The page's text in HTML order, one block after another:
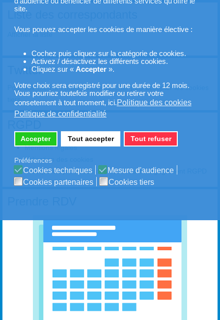
site.
Vous pouvez accepter les cookies de manière élective :
Cochez puis cliquez sur la catégorie de cookies.
Activez / désactivez les différents cookies.
Cliquez sur « Accepter».
Votre choix sera enregistré pour une durée de 12 mois.
Vous pourriez toutefois modifier ou retirer votre
consetement à tout moment, ici.Politique des cookies
Politique de confidentialité
Accepter Tout accepter Tout refuser
Préférences
Cookies techniques
Mesure d'audience
Cookies partenaires
Cookies tiers
Liste des correspondants
Afficher la liste
Twitter
Pour voir mon fil Twitter veuillez cocher puis accepter les cookies
tiers
Mentions légales
Utilisation des cookies
Politique de protection des données et engagement RGPD